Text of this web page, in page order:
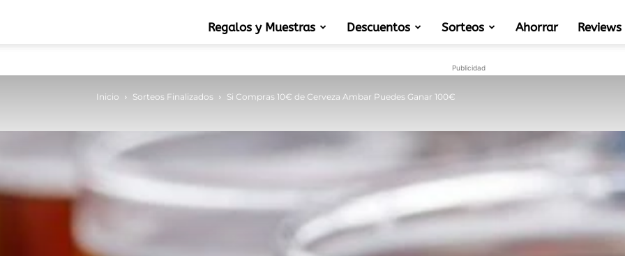
muestras
de
Regalos y Muestras Descuentos Sorteos Ahorrar Reviews
Publicidad
Inicio Sorteos Finalizados Si Compras 10€ de Cerveza Ambar Puedes Ganar 100€